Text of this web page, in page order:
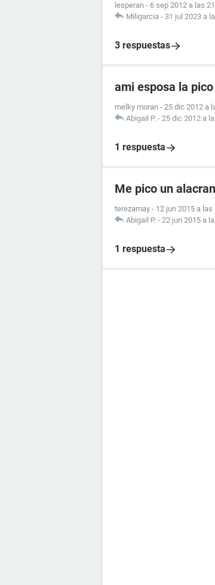
lesperan - 6 sep 2012 a las
Miligarcia - 31 jul 2023 a
3 respuestas
ami esposa la
melky moran - 25 dic 2012 a
Abigail P. - 25 dic 2012 a
1 respuesta
Me pico un alacran
terezamay - 12 jun 2015 a las
Abigail P. - 22 jun 2015 a
1 respuesta